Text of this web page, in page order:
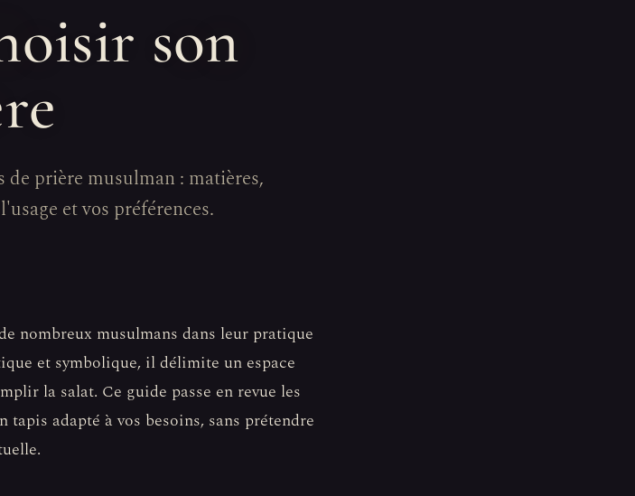
son
prière musulman : matières,
et vos préférences.
nombreux musulmans dans leur pratique
et symbolique, il délimite un espace
la salat. Ce guide passe en revue les
adapté à vos besoins, sans prétendre